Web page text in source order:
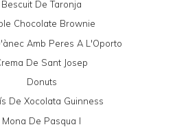
Bescuit De Taronja
Chocolate Brownie
Amb Peres A L'Oporto
De Sant Josep
Donuts
De Xocolata Guinness
Mona De Pasqua I